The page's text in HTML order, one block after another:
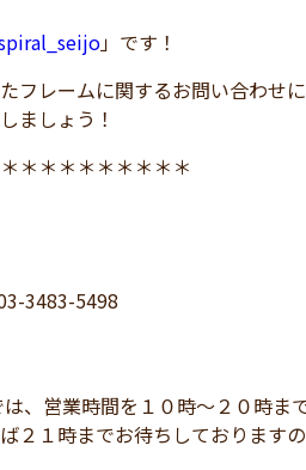
」です！
フレームに関するお問い合わせ
ましょう！
＊＊＊＊＊＊＊＊＊
3483-5498
、営業時間を１０時～２０時ま
２１時までお待ちしております